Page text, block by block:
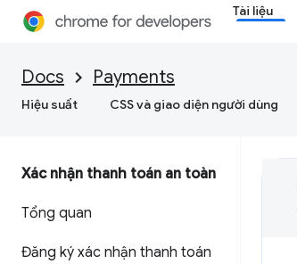
Tài liệu
Docs Payments
Hiệu suất CSS và giao diện người dùng
Xác nhận thanh toán an toàn
Tổng quan
Đăng ký xác nhận thanh toán